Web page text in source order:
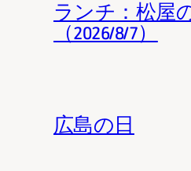
ランチ：松屋
（2026/8/7）
広島の日